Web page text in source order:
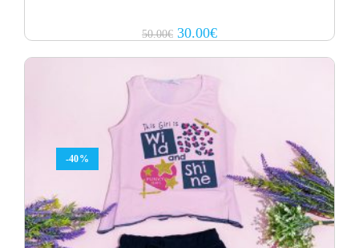
50.00€ Original
price
30.00€Current
price
-40%